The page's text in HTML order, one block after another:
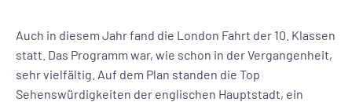
Auch in diesem Jahr fand die London Fahrt der 10. Klassen
statt. Das Programm war, wie schon in der Vergangenheit,
sehr vielfältig. Auf dem Plan standen die Top
Sehenswürdigkeiten der englischen Hauptstadt, ein